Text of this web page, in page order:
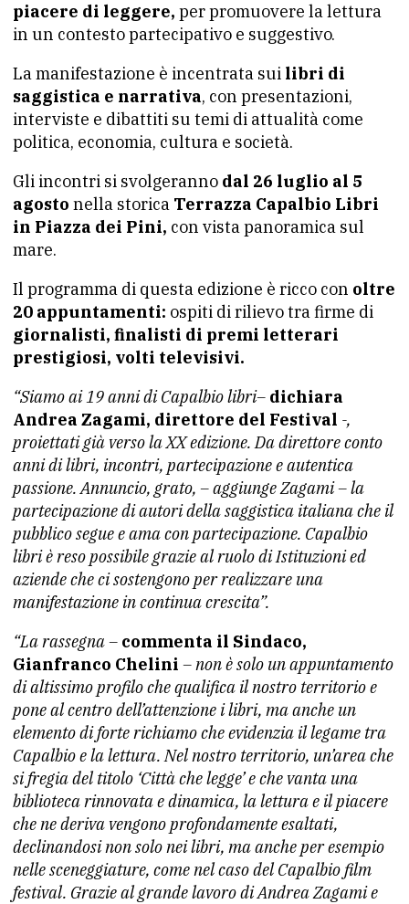
piacere di leggere, per promuovere la lettura
in un contesto partecipativo e suggestivo.
La manifestazione è incentrata sui libri di
saggistica e narrativa, con presentazioni,
interviste e dibattiti su temi di attualità come
politica, economia, cultura e società.
Gli incontri si svolgeranno dal 26 luglio al 5
agosto nella storica Terrazza Capalbio Libri
in Piazza dei Pini, con vista panoramica sul
mare.
Il programma di questa edizione è ricco con oltre
20 appuntamenti: ospiti di rilievo tra firme di
giornalisti, finalisti di premi letterari
prestigiosi, volti televisivi.
“Siamo ai 19 anni di Capalbio libri– dichiara
Andrea Zagami, direttore del Festival -,
proiettati già verso la XX edizione. Da direttore conto
anni di libri, incontri, partecipazione e autentica
passione. Annuncio, grato, – aggiunge Zagami – la
partecipazione di autori della saggistica italiana che il
pubblico segue e ama con partecipazione. Capalbio
libri è reso possibile grazie al ruolo di Istituzioni ed
aziende che ci sostengono per realizzare una
manifestazione in continua crescita”.
“La rassegna – commenta il Sindaco,
Gianfranco Chelini – non è solo un appuntamento
di altissimo profilo che qualifica il nostro territorio e
pone al centro dell’attenzione i libri, ma anche un
elemento di forte richiamo che evidenzia il legame tra
Capalbio e la lettura. Nel nostro territorio, un’area che
si fregia del titolo ‘Città che legge’ e che vanta una
biblioteca rinnovata e dinamica, la lettura e il piacere
che ne deriva vengono profondamente esaltati,
declinandosi non solo nei libri, ma anche per esempio
nelle sceneggiature, come nel caso del Capalbio film
festival. Grazie al grande lavoro di Andrea Zagami e